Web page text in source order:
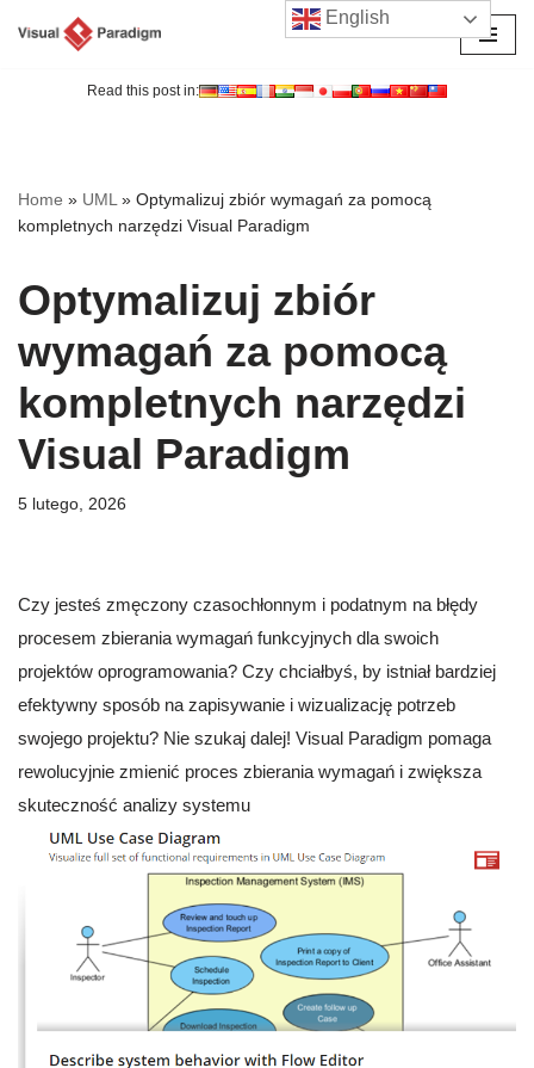
Read this post in:
Home » UML» Optymalizuj zbiór wymagań za pomocą
kompletnych narzędzi Visual Paradigm
Optymalizuj zbiór
wymagań za pomocą
kompletnych narzędzi
Visual Paradigm
5 lutego, 2026
Czy jesteś zmęczony czasochłonnym i podatnym na błędy
procesem zbierania wymagań funkcyjnych dla swoich
projektów oprogramowania? Czy chciałbyś, by istniał bardziej
efektywny sposób na zapisywanie i wizualizację potrzeb
swojego projektu? Nie szukaj dalej! Visual Paradigm pomaga
rewolucyjnie zmienić proces zbierania wymagań i zwiększa
skuteczność analizy systemu
English